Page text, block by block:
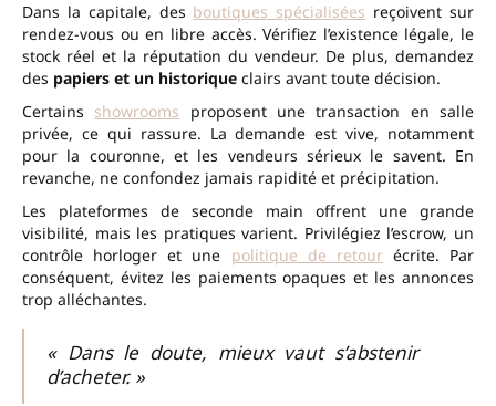
Dans la capitale, des boutiques spécialisées reçoivent sur
rendez-vous ou en libre accès. Vérifiez l’existence légale, le
stock réel et la réputation du vendeur. De plus, demandez
des papiers et un historique clairs avant toute décision.
Certains showrooms proposent une transaction en salle
privée, ce qui rassure. La demande est vive, notamment
pour la couronne, et les vendeurs sérieux le savent. En
revanche, ne confondez jamais rapidité et précipitation.
Les plateformes de seconde main offrent une grande
visibilité, mais les pratiques varient. Privilégiez l’escrow, un
contrôle horloger et une politique de retourécrite. Par
conséquent, évitez les paiements opaques et les annonces
trop alléchantes.
« Dans le doute, mieux vaut s’abstenir
d’acheter. »